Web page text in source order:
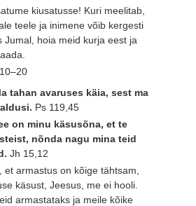
kiusatusse! Kuri meelitab,
teele ja inimene võib kergesti
Jumal, hoia meid kurja eest ja
tahan avaruses käia, sest ma
Ps 119,45
on minu käsusõna, et te
nõnda nagu mina teid
Jh 15,12
et armastus on kõige tähtsam,
käsust, Jeesus, me ei hooli.
armastataks ja meile kõike